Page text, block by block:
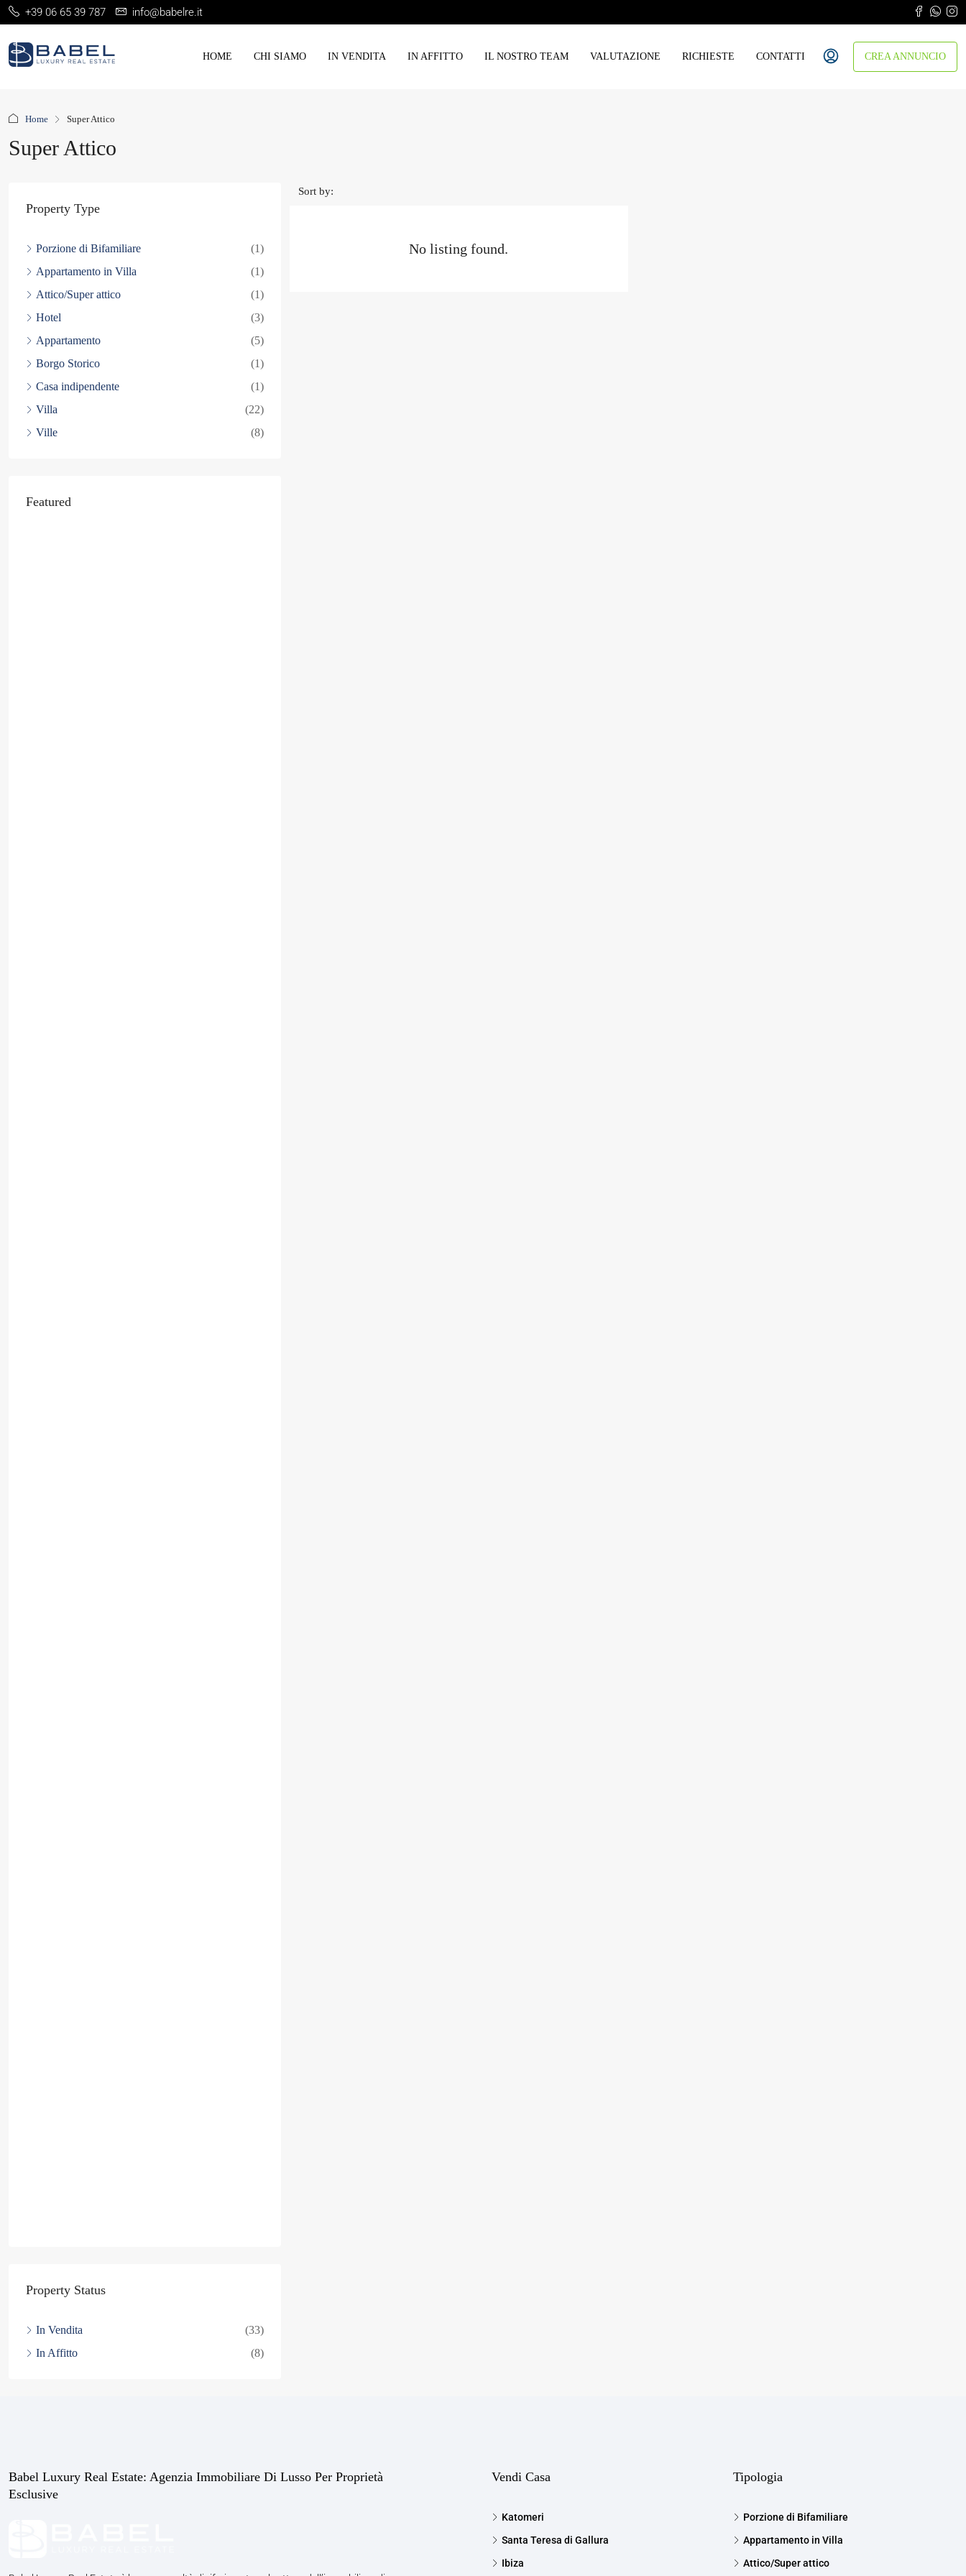
+39 06 65 39 787 info@babelre.it
HOME CHI SIAMO IN VENDITA IN AFFITTO IL NOSTRO TEAM VALUTAZIONE RICHIESTE CONTATTI CREA ANNUNCIO
Home Super Attico
Super Attico
Sort by:
No listing found.
Property Type
Porzione di Bifamiliare
(1)
Appartamento in Villa
(1)
Attico/Super attico
(1)
Hotel
(3)
Appartamento
(5)
Borgo Storico
(1)
Casa indipendente
(1)
Villa
(22)
Ville
(8)
Featured
Property Status
In Vendita
(33)
In Affitto
(8)
Babel Luxury Real Estate: Agenzia Immobiliare Di Lusso Per Proprietà
Esclusive
Vendi Casa
Katomeri
Santa Teresa di Gallura
Ibiza
Tipologia
Porzione di Bifamiliare
Appartamento in Villa
Attico/Super attico